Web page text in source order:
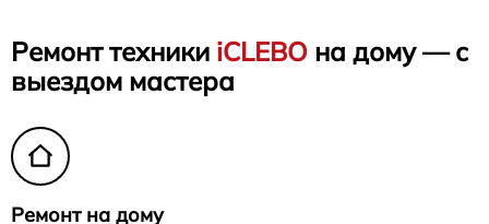
Ремонт техники iCLEBO на дому — с
выездом мастера
Ремонт на дому